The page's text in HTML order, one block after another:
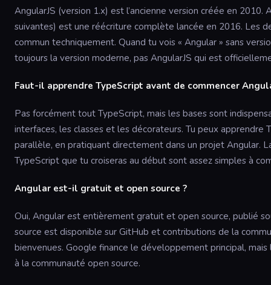
AngularJS (version 1.x) est l’ancienne version créée en 2010.
suivantes) est une réécriture complète lancée en 2016. Les
commun techniquement. Quand tu vois « Angular » sans
toujours la version moderne, pas AngularJS qui est
Faut-il apprendre TypeScript avant de commencer
Pas forcément tout TypeScript, mais les bases sont
interfaces, les classes et les décorateurs. Tu peux apprendre
parallèle, en pratiquant directement dans un projet Angular.
TypeScript que tu croiseras au début sont assez simples à
Angular est-il gratuit et open source ?
Oui, Angular est entièrement gratuit et open source, publié
source est disponible sur GitHub et contributions de la
bienvenues. Google finance le développement principal,
à la communauté open source.